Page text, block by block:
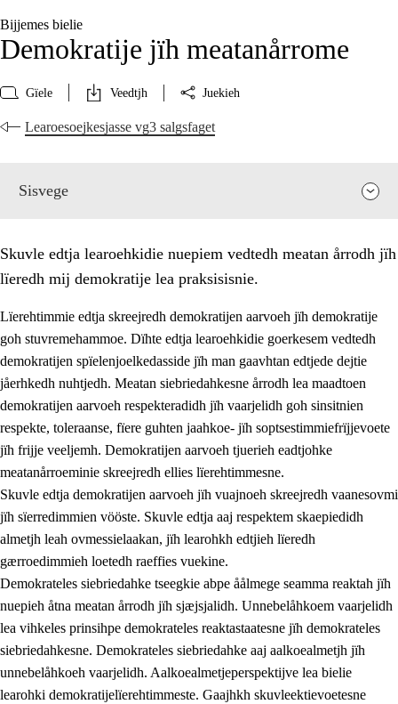
Bijjemes bielie
Demokratije jïh meatanårrome
Gïele Veedtjh Juekieh
Learoesoejkesjasse vg3 salgsfaget
Sisvege
1. Lïerehtimmien aarvoevåarome
1.1 Almetjeaarvoe
1.2 Identiteete jïh kulturellen gellievoete
1.3 Laejhtehks ussjedimmie jïh etihkeles vuajnoe
1.4
Skaepiedimmievoeteaavoe, eadtjohkevoete jïh
goerehtimmievæljoe
1.5 Eatnemem krööhkestidh jïh byjresegoerkesevoete
1.6 Demokratije jïh meatanårrome
Skuvle edtja learoehkidie nuepiem vedtedh meatan årrodh jïh
lïeredh mij demokratije lea praksisisnie.
Lïerehtimmie edtja skreejredh demokratijen aarvoeh jïh demokratije
goh stuvremehammoe. Dïhte edtja learoehkidie goerkesem vedtedh
demokratijen spïelenjoelkedasside jïh man gaavhtan edtjede dejtie
jåerhkedh nuhtjedh. Meatan siebriedahkesne årrodh lea maadtoen
demokratijen aarvoeh respekteradidh jïh vaarjelidh goh sinsitnien
respekte, toleraanse, fïere guhten jaahkoe- jïh soptsestimmiefrïjjevoete
jïh frijje veeljemh. Demokratijen aarvoeh tjuerieh eadtjohke
meatanårroeminie skreejredh ellies lïerehtimmesne.
Skuvle edtja demokratijen aarvoeh jïh vuajnoeh skreejredh vaanesovmi
jïh sïerredimmien vööste. Skuvle edtja aaj respektem skaepiedidh
almetjh leah ovmessielaakan, jïh learohkh edtjieh lïeredh
gærroedimmieh loetedh raeffies vuekine.
Demokrateles siebriedahke tseegkie abpe åålmege seamma reaktah jïh
nuepieh åtna meatan årrodh jïh sjæjsjalidh. Unnebelåhkoem vaarjelidh
lea vihkeles prinsihpe demokrateles reaktastaatesne jïh demokrateles
siebriedahkesne. Demokrateles siebriedahke aaj aalkoealmetjh jïh
unnebelåhkoeh vaarjelidh. Aalkoealmetjeperspektijve lea bielie
learohki demokratijelïerehtimmeste. Gaajhkh skuvleektievoetesne